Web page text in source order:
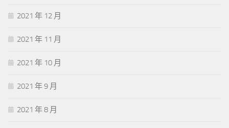
2021 年 12 月
2021 年 11 月
2021 年 10 月
2021 年 9 月
2021 年 8 月